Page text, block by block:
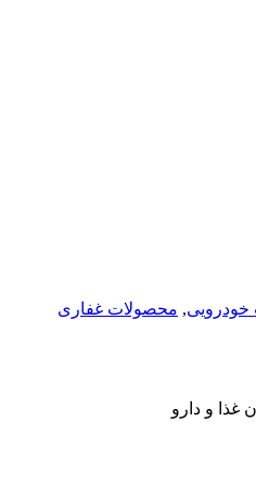
, محصولات غفاری
غذا و دارو